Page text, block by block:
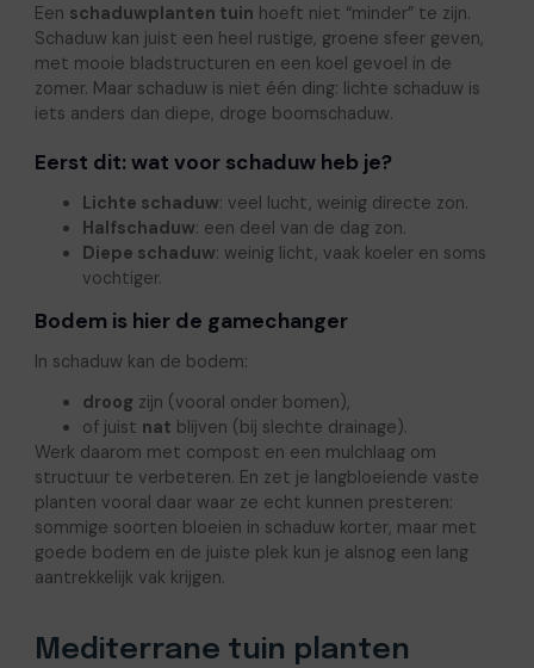
Een schaduwplanten tuin hoeft niet “minder” te zijn.
Schaduw kan juist een heel rustige, groene sfeer geven,
met mooie bladstructuren en een koel gevoel in de
zomer. Maar schaduw is niet één ding: lichte schaduw is
iets anders dan diepe, droge boomschaduw.
Eerst dit: wat voor schaduw heb je?
Lichte schaduw: veel lucht, weinig directe zon.
Halfschaduw: een deel van de dag zon.
Diepe schaduw: weinig licht, vaak koeler en soms
vochtiger.
Bodem is hier de gamechanger
In schaduw kan de bodem:
droog zijn (vooral onder bomen),
of juist nat blijven (bij slechte drainage).
Werk daarom met compost en een mulchlaag om
structuur te verbeteren. En zet je langbloeiende vaste
planten vooral daar waar ze echt kunnen presteren:
sommige soorten bloeien in schaduw korter, maar met
goede bodem en de juiste plek kun je alsnog een lang
aantrekkelijk vak krijgen.
Mediterrane tuin planten